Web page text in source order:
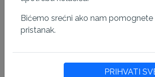
Kompatibilno sa svim
pregledačima
Ovaj sertifikat ima najvišu
Bićemo srećni ako nam pomognete
pristanak.
PRIHVATI